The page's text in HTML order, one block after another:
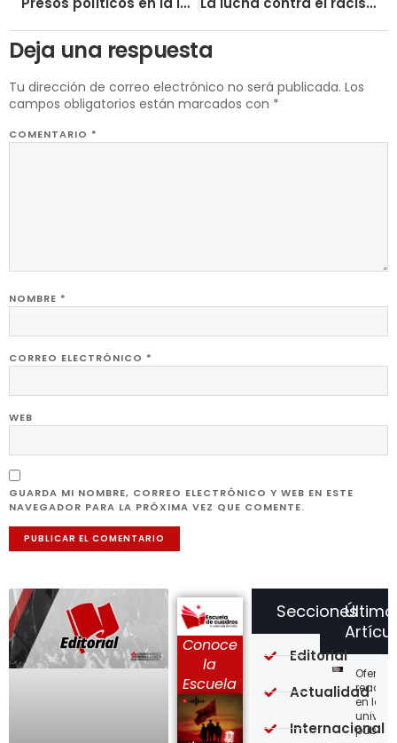
Deja una respuesta
Tu dirección de correo electrónico no será publicada. Los
campos obligatorios están marcados con *
COMENTARIO *
NOMBRE *
CORREO ELECTRÓNICO *
WEB
GUARDA MI NOMBRE, CORREO ELECTRÓNICO Y WEB EN ESTE
NAVEGADOR PARA LA PRÓXIMA VEZ QUE COMENTE.
Conoce
la
Escuela
en las
Secciones
Editorial
Actualidad
Internacional